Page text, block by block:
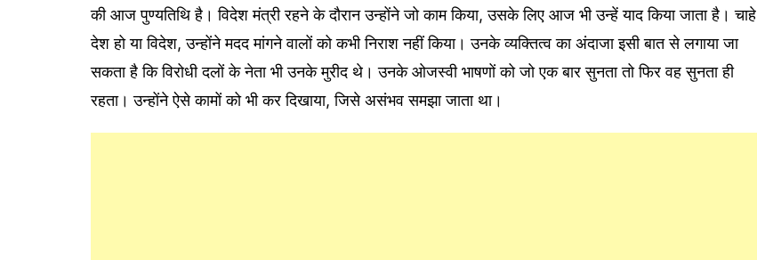
की आज पुण्यतिथि है। विदेश मंत्री रहने के दौरान उन्होंने जो काम किया, उसके लिए आज भी उन्हें याद किया जाता है। चाहे
देश हो या विदेश, उन्होंने मदद मांगने वालों को कभी निराश नहीं किया। उनके व्यक्तित्व का अंदाजा इसी बात से लगाया जा
सकता है कि विरोधी दलों के नेता भी उनके मुरीद थे। उनके ओजस्वी भाषणों को जो एक बार सुनता तो फिर वह सुनता ही
रहता। उन्होंने ऐसे कामों को भी कर दिखाया, जिसे असंभव समझा जाता था।